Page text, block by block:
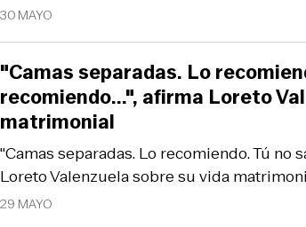
30 MAYO
29 MAYO
"Camas separadas. Lo recomiendo. Tú no
Loreto Valenzuela sobre su vida
"Camas separadas. Lo
recomiendo...", afirma Loreto
matrimonial